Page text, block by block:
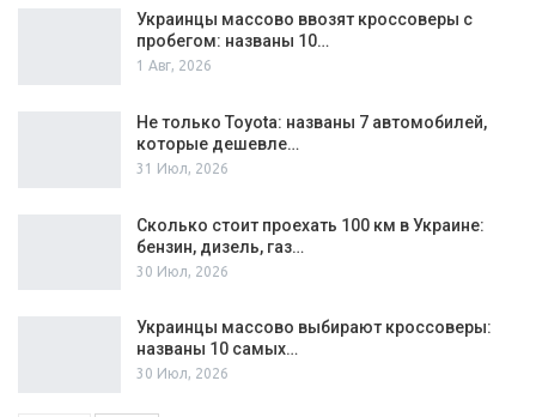
Украинцы массово ввозят кроссоверы с
пробегом: названы 10…
1 Авг, 2026
Не только Toyota: названы 7 автомобилей,
которые дешевле…
31 Июл, 2026
Сколько стоит проехать 100 км в Украине:
бензин, дизель, газ…
30 Июл, 2026
Украинцы массово выбирают кроссоверы:
названы 10 самых…
30 Июл, 2026